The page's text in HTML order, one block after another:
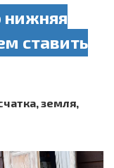
нижняя
ставить
земля,